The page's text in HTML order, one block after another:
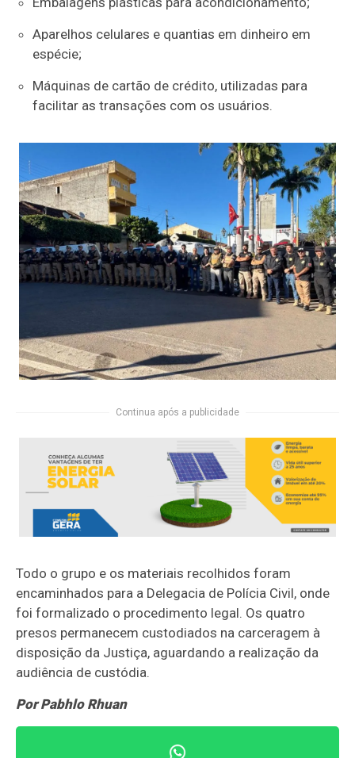
Aparelhos celulares e quantias em dinheiro em
espécie;
Máquinas de cartão de crédito, utilizadas para
facilitar as transações com os usuários.
Continua após a publicidade
Todo o grupo e os materiais recolhidos foram
encaminhados para a Delegacia de Polícia Civil, onde
foi formalizado o procedimento legal. Os quatro
presos permanecem custodiados na carceragem à
disposição da Justiça, aguardando a realização da
audiência de custódia.
Por Pabhlo Rhuan